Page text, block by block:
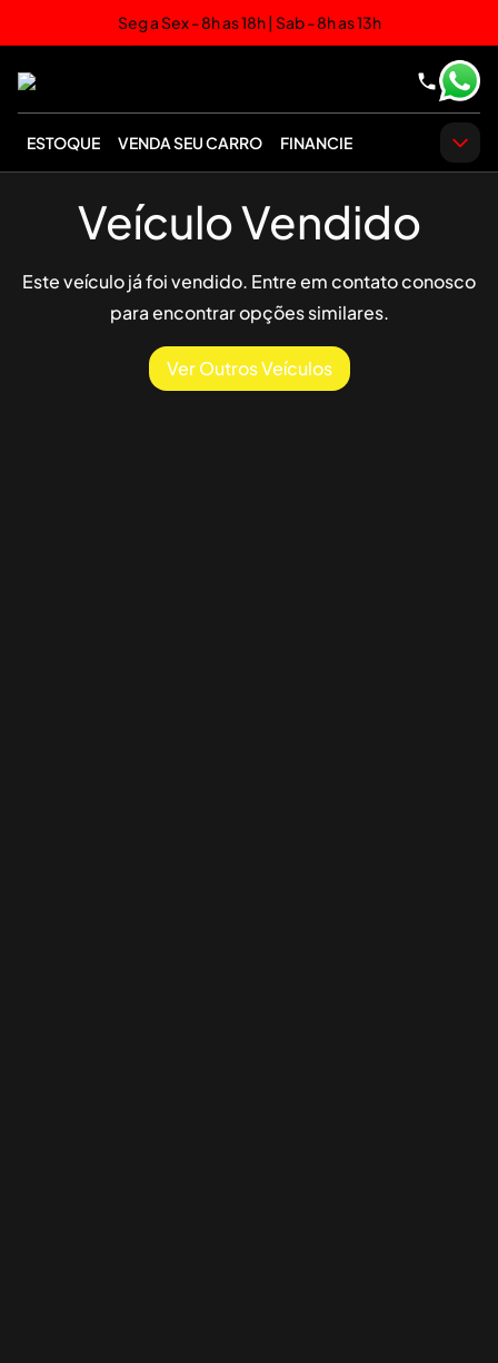
Seg a Sex - 8h as 18h | Sab - 8h as 13h
ESTOQUE VENDA SEU CARRO FINANCIE
Veículo Vendido
Este veículo já foi vendido. Entre em contato conosco
para encontrar opções similares.
Ver Outros Veículos